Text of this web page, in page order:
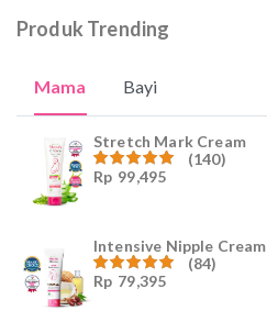
Produk Trending
Mama Bayi
Stretch Mark Cream
Dinilai
(140)
Rp 99,495
Intensive Nipple Cream
Dinilai
(84)
Rp 79,395